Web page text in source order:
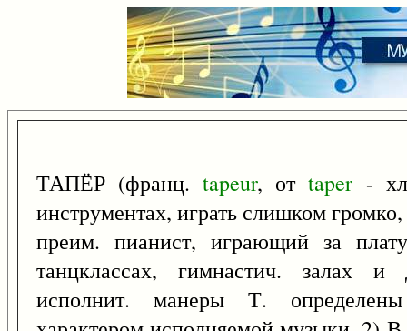
ТАПЁР (франц.tapeur, отtaper -
инструментах, играть слишком
преим. пианист, играющий за
танцклассах, гимнастич. залах и
исполнит. манеры Т.